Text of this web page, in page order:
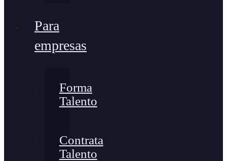
Para
empresas
Forma
Talento
Contrata
Talento